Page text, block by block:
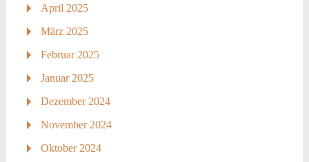
April 2025
März 2025
Februar 2025
Januar 2025
Dezember 2024
November 2024
Oktober 2024